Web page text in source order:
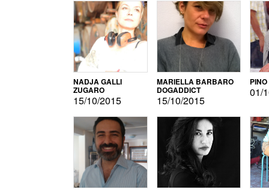
NADJA GALLI
ZUGARO
15/10/2015
MARIELLA BARBARO
DOGADDICT
15/10/2015
01/